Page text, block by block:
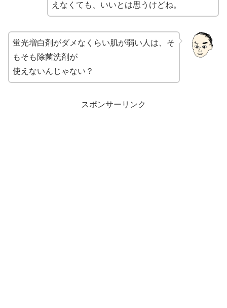
えなくても、いいとは思うけどね。
蛍光増白剤がダメなくらい肌が弱い人は、そ
もそも除菌洗剤が
使えないんじゃない？
スポンサーリンク